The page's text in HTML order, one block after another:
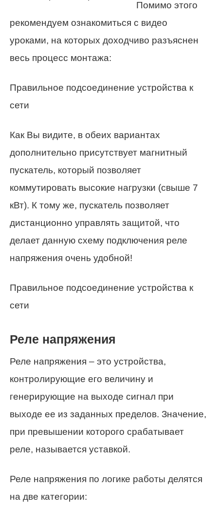
Помимо этого
рекомендуем ознакомиться с видео
уроками, на которых доходчиво разъяснен
весь процесс монтажа:
Правильное подсоединение устройства к
сети
Как Вы видите, в обеих вариантах
дополнительно присутствует магнитный
пускатель, который позволяет
коммутировать высокие нагрузки (свыше 7
кВт). К тому же, пускатель позволяет
дистанционно управлять защитой, что
делает данную схему подключения реле
напряжения очень удобной!
Правильное подсоединение устройства к
сети
Реле напряжения
Реле напряжения – это устройства,
контролирующие его величину и
генерирующие на выходе сигнал при
выходе ее из заданных пределов. Значение,
при превышении которого срабатывает
реле, называется уставкой.
Реле напряжения по логике работы делятся
на две категории: